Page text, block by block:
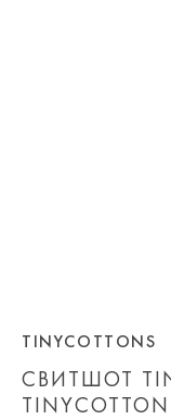
СВИТШОТ
TINYCOTTONS